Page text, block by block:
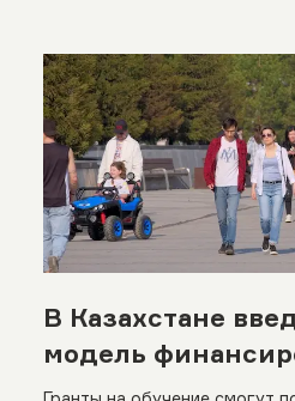
В Казахстане
модель